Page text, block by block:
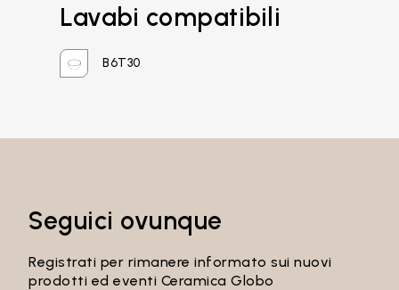
Recupera password
Lavabi compatibili
B6T30
Seguici ovunque
Registrati per rimanere informato sui nuovi
prodotti ed eventi Ceramica Globo